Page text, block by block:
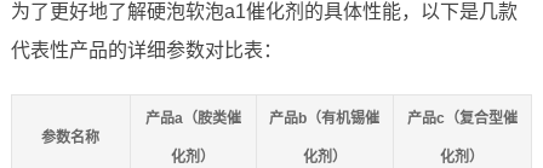
为了更好地了解硬泡软泡a1催化剂的具体性能，以下是几款
代表性产品的详细参数对比表：
参数名称
产品a（胺类催
化剂）
产品b（有机锡催
化剂）
产品c（复合型催
化剂）